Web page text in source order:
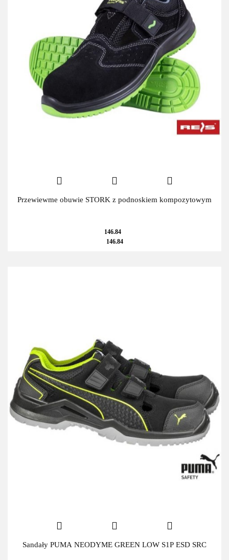
Przewiewme obuwie STORK z podnoskiem kompozytowym
146.84
146.84
Sandały PUMA NEODYME GREEN LOW S1P ESD SRC